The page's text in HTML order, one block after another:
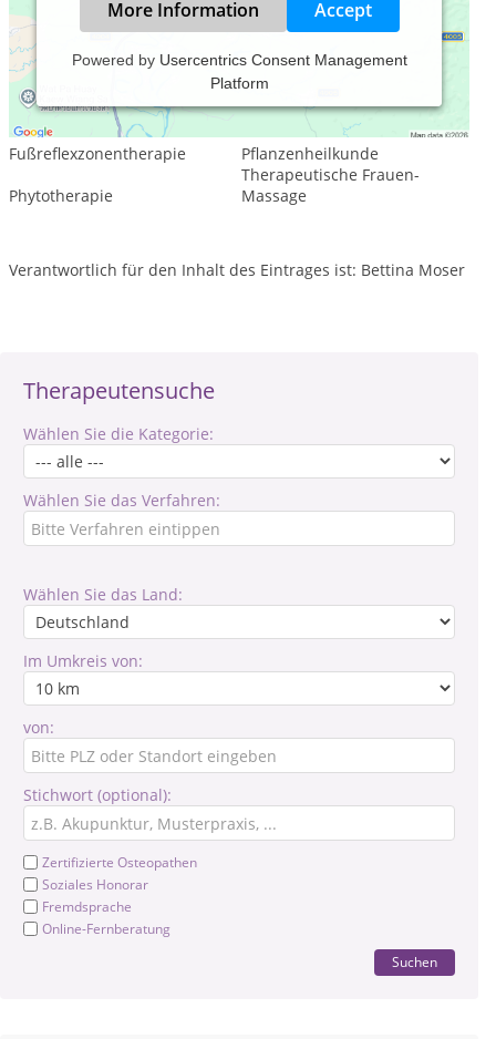
Therapeutensuche
Wählen Sie die Kategorie:
Wählen Sie das Verfahren:
Wählen Sie das Land:
Im Umkreis von:
von:
Stichwort (optional):
Zertifizierte Osteopathen
Soziales Honorar
Fremdsprache
Online-Fernberatung
Suchen
More Information Accept
Powered by Usercentrics Consent Management
Platform
Leistungsspektrum:
Traditionelle und komplementäre Medizin, Heilkunde
Fußreflexzonentherapie
Pflanzenheilkunde
Phytotherapie
Therapeutische Frauen-
Massage
Verantwortlich für den Inhalt des Eintrages ist: Bettina Moser